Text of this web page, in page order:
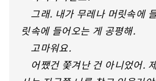
그래. 내가 무레나 머릿속에
릿속에 들어오는 게 공평해.
고마워요.
어쨌건 쫓겨난 건 아니었어.